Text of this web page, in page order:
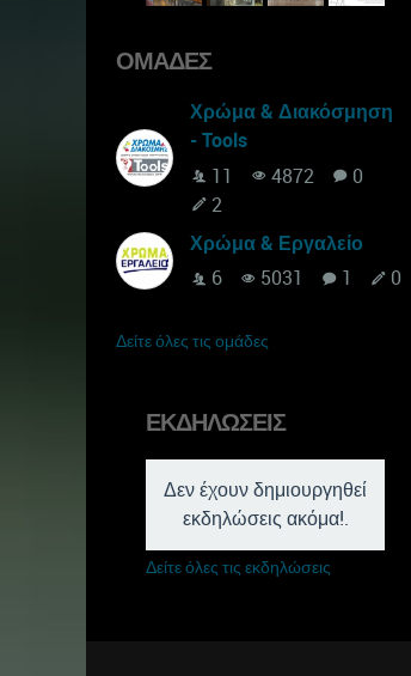
ΟΜΆΔΕΣ
Χρώμα & Διακόσμηση
- Tools
11
4872
0
2
Χρώμα & Εργαλείο
6
5031 1 0
Δείτε όλες τις ομάδες
ΕΚΔΗΛΏΣΕΙΣ
Δεν έχουν δημιουργηθεί
εκδηλώσεις ακόμα!.
Δείτε όλες τις εκδηλώσεις